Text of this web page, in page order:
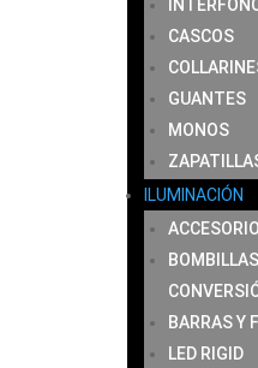
CASCOS
GUANTES
MONOS
ILUMINACIÓN
BARRAS Y
LED RIGID